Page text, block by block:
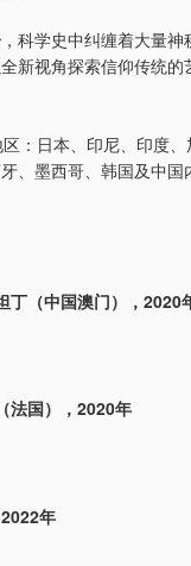
，科学史中纠缠着大量
新视角探索信仰传统
：日本、印尼、印度、
、墨西哥、韩国及中
丁（中国澳门），2020
法国），2020年
年